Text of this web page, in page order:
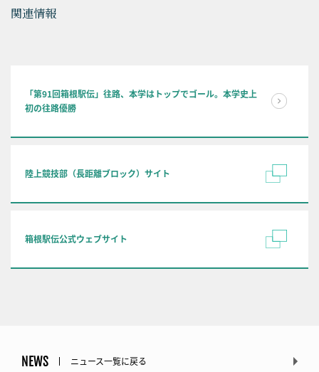
関連情報
「第91回箱根駅伝」往路、本学はトップでゴール。本学史上
初の往路優勝
陸上競技部（長距離ブロック）サイト
箱根駅伝公式ウェブサイト
NEWS ニュース一覧に戻る